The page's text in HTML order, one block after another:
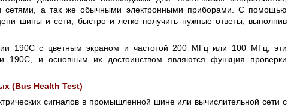
а так же обычными электронными приборами. С помощью
шины и сети, быстро и легко получить нужные ответы, выполнив
190C с цветным экраном и частотой 200 МГц или 100 МГц, эти
и основным их достоинством являются функция проверки
(Bus Health Test)
сигналов в промышленной шине или вычислительной сети с